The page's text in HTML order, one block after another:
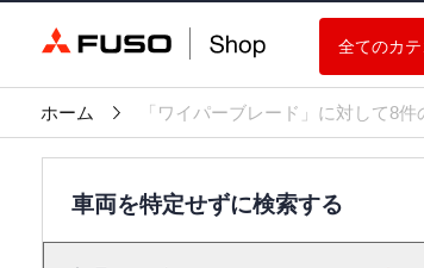
全てのカ
ホーム 「ワイパーブレード」に対して8
車両を特定せずに検索する